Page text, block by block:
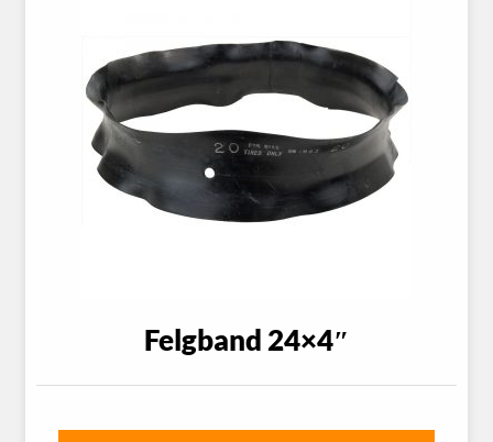
Felgband 24×4″